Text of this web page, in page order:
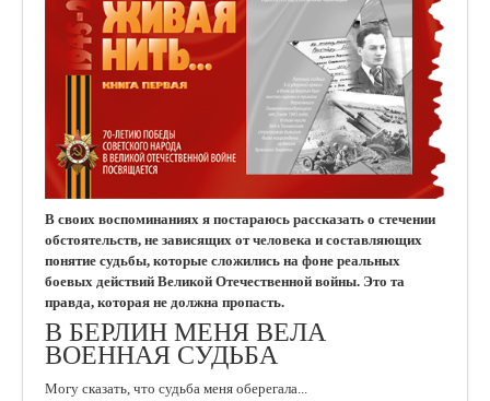
В своих воспоминаниях я постараюсь рассказать о стечении
обстоятельств, не зависящих от человека и составляющих
понятие судьбы, которые сложились на фоне реальных
боевых действий Великой Отечественной войны. Это та
правда, которая не должна пропасть.
В БЕРЛИН МЕНЯ ВЕЛА
ВОЕННАЯ СУДЬБА
Могу сказать, что судьба меня оберегала...